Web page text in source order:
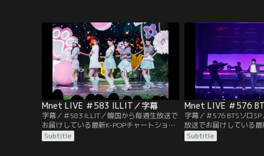
Mnet LIVE ＃583 ILLIT／字幕
字幕／＃583 ILLIT／韓国から毎週生放送で
お届けしている最新K-POPチャートショー
「M COUNTDOWN」のILLIT出演ステージ
をお届け！
Subtitle
Mnet LIVE ＃576
字幕／＃576 BTSソロ
放送でお届けしている
ショー「M
出演ステージをお届け！
Subtitle